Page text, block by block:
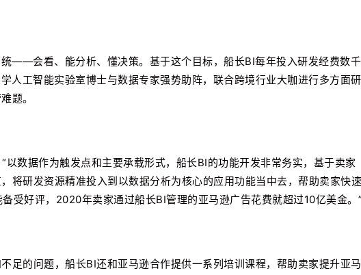
——会看、能分析、懂决策。基于这个目标，船长BI每年投入研发经费数千
人工智能实验室博士与数据专家强势助阵，联合跨境行业大咖进行多方面研
题。
以数据作为触发点和主要承载形式，船长BI的功能开发非常务实，基于卖家
将研发资源精准投入到以数据分析为核心的应用功能当中去，帮助卖家快速
受好评，2020年卖家通过船长BI管理的亚马逊广告花费就超过10亿美金。
足的问题，船长BI还和亚马逊合作提供一系列培训课程，帮助卖家提升亚马